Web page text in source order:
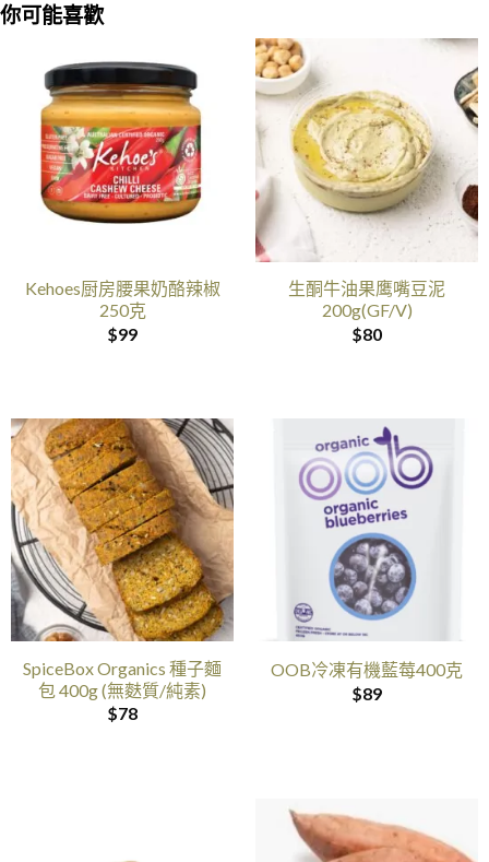
你可能喜歡
Kehoes厨房腰果奶酪辣椒
250克
$99
生酮牛油果鹰嘴豆泥
200g(GF/V)
$80
SpiceBox Organics 種子麵
包 400g (無麩質/純素)
$78
OOB冷凍有機藍莓400克
$89